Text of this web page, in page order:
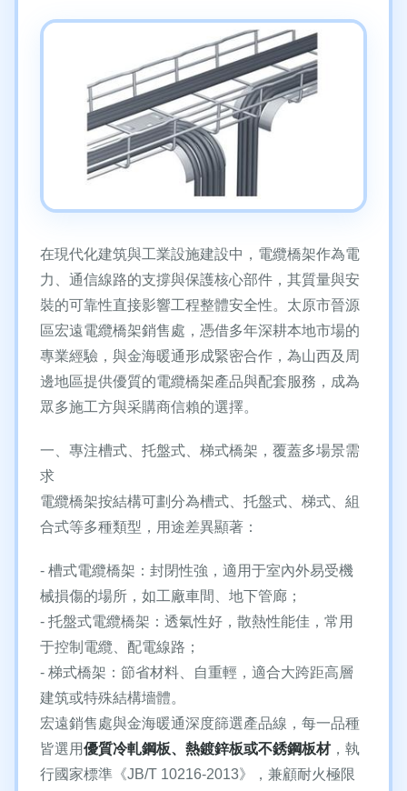
在現代化建筑與工業設施建設中，電纜橋架作為電
力、通信線路的支撐與保護核心部件，其質量與安
裝的可靠性直接影響工程整體安全性。太原市晉源
區宏遠電纜橋架銷售處，憑借多年深耕本地市場的
專業經驗，與金海暖通形成緊密合作，為山西及周
邊地區提供優質的電纜橋架產品與配套服務，成為
眾多施工方與采購商信賴的選擇。
一、專注槽式、托盤式、梯式橋架，覆蓋多場景需
求
電纜橋架按結構可劃分為槽式、托盤式、梯式、組
合式等多種類型，用途差異顯著：
- 槽式電纜橋架：封閉性強，適用于室內外易受機
械損傷的場所，如工廠車間、地下管廊；
- 托盤式電纜橋架：透氣性好，散熱性能佳，常用
于控制電纜、配電線路；
- 梯式橋架：節省材料、自重輕，適合大跨距高層
建筑或特殊結構墻體。
宏遠銷售處與金海暖通深度篩選產品線，每一品種
皆選用優質冷軋鋼板、熱鍍鋅板或不銹鋼板材，執
行國家標準《JB/T 10216-2013》，兼顧耐火極限